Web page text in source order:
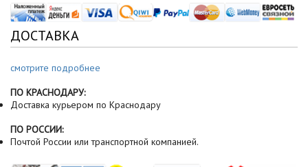
ДОСТАВКА
смотрите подробнее
ПО КРАСНОДАРУ:
Доставка курьером по Краснодару
ПО РОССИИ:
Почтой России или транспортной компанией.